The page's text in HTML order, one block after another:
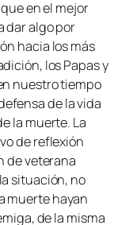
en el mejor
dar algo por
hacia los más
los Papas y
nuestro tiempo
de la vida
la muerte. La
de reflexión
de veterana
situación, no
muerte hayan
de la misma